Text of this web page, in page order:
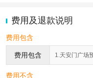
费用及退款说明
费用包含
费用包含 1.天安门广场
费用不含